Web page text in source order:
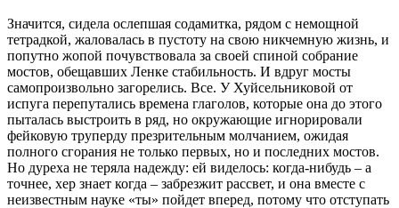
Значится, сидела ослепшая содамитка, рядом с немощной
тетрадкой, жаловалась в пустоту на свою никчемную жизнь, и
попутно жопой почувствовала за своей спиной собрание
мостов, обещавших Ленке стабильность. И вдруг мосты
самопроизвольно загорелись. Все. У Хуйсельниковой от
испуга перепутались времена глаголов, которые она до этого
пыталась выстроить в ряд, но окружающие игнорировали
фейковую труперду презрительным молчанием, ожидая
полного сгорания не только первых, но и последних мостов.
Но дуреха не теряла надежду: ей виделось: когда-нибудь – а
точнее, хер знает когда – забрезжит рассвет, и она вместе с
неизвестным науке «ты» пойдет вперед, потому что отступать